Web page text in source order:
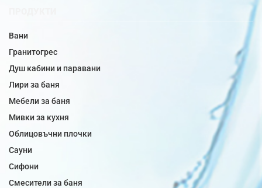
Вани
Гранитогрес
Душ кабини и паравани
Лири за баня
Мебели за баня
Мивки за кухня
Облицовъчни плочки
Сауни
Сифони
Смесители за баня